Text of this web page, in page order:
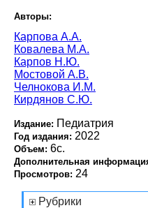
Авторы:
Карпова А.А.
Ковалева М.А.
Карпов Н.Ю.
Мостовой А.В.
Челнокова И.М.
Кирдянов С.Ю.
Издание: Педиатрия
Год издания: 2022
Объем: 6с.
Дополнительная
Просмотров: 24
Рубрики